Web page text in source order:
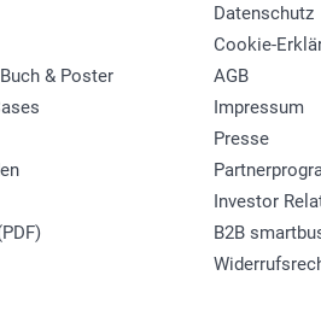
& Poster
Datenschutz
Cookie-
AGB
Impressum
Presse
Investor
B2B